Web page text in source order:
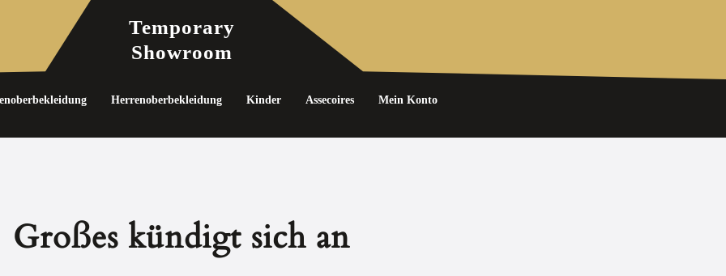
Temporary
Showroom
Herrenoberbekleidung Kinder Assecoires Mein Konto
Großes kündigt sich an